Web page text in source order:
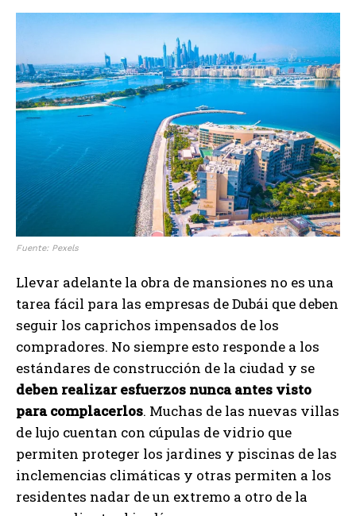
Fuente: Pexels
Llevar adelante la obra de mansiones no es una
tarea fácil para las empresas de Dubái que deben
seguir los caprichos impensados de los
compradores. No siempre esto responde a los
estándares de construcción de la ciudad y se
deben realizar esfuerzos nunca antes visto
para complacerlos. Muchas de las nuevas villas
de lujo cuentan con cúpulas de vidrio que
permiten proteger los jardines y piscinas de las
inclemencias climáticas y otras permiten a los
residentes nadar de un extremo a otro de la